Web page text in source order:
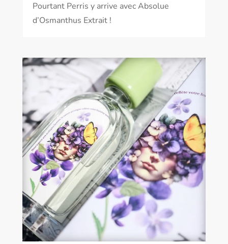
Pourtant Perris y arrive avec Absolue
d’Osmanthus Extrait !